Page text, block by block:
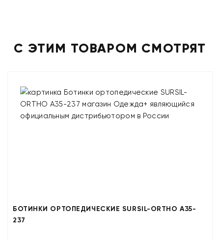
С ЭТИМ ТОВАРОМ СМОТРЯТ
БОТИНКИ ОРТОПЕДИЧЕСКИЕ SURSIL-ORTHO A35-
237